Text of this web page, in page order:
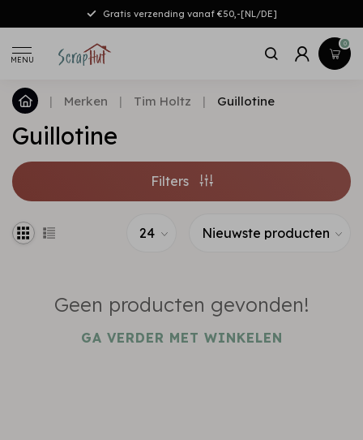
Gratis verzending vanaf €50,-[NL/DE]
MENU
0
| Merken | Tim Holtz | Guillotine
Guillotine
Filters
Geen producten gevonden!
GA VERDER MET WINKELEN